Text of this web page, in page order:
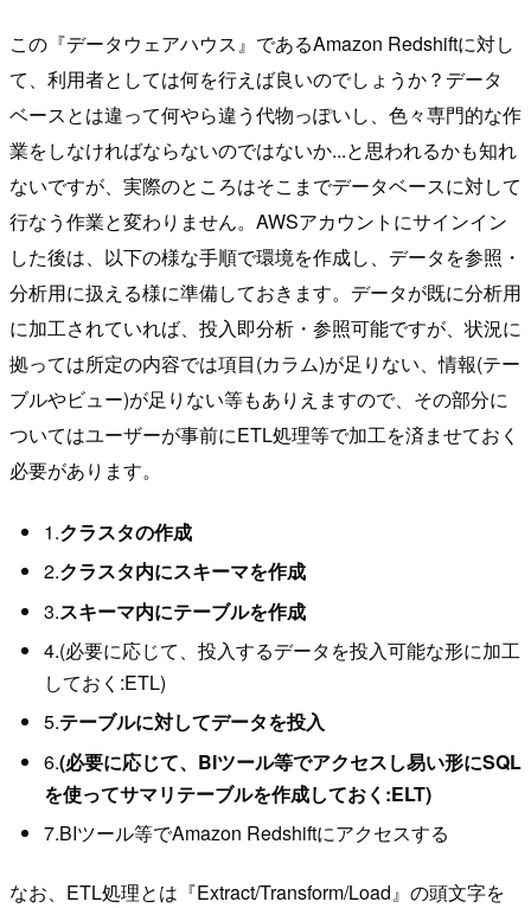
この『データウェアハウス』であるAmazon Redshiftに対し
て、利用者としては何を行えば良いのでしょうか？データ
ベースとは違って何やら違う代物っぽいし、色々専門的な作
業をしなければならないのではないか...と思われるかも知れ
ないですが、実際のところはそこまでデータベースに対して
行なう作業と変わりません。AWSアカウントにサインイン
した後は、以下の様な手順で環境を作成し、データを参照・
分析用に扱える様に準備しておきます。データが既に分析用
に加工されていれば、投入即分析・参照可能ですが、状況に
拠っては所定の内容では項目(カラム)が足りない、情報(テー
ブルやビュー)が足りない等もありえますので、その部分に
ついてはユーザーが事前にETL処理等で加工を済ませておく
必要があります。
1.クラスタの作成
2.クラスタ内にスキーマを作成
3.スキーマ内にテーブルを作成
4.(必要に応じて、投入するデータを投入可能な形に加工
しておく:ETL)
5.テーブルに対してデータを投入
6.(必要に応じて、BIツール等でアクセスし易い形にSQL
を使ってサマリテーブルを作成しておく:ELT)
7.BIツール等でAmazon Redshiftにアクセスする
なお、ETL処理とは『Extract/Transform/Load』の頭文字を